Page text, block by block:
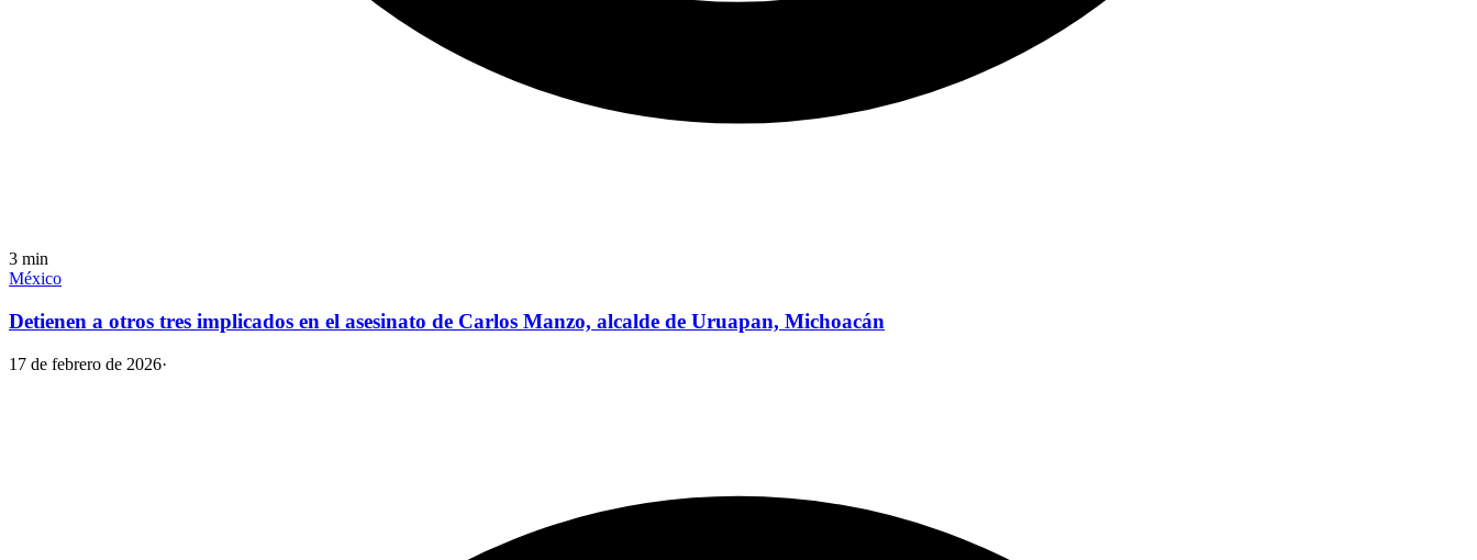
3 min
México
Detienen a otros tres implicados en el asesinato de Carlos Manzo, alcalde de Uruapan, Michoacán
17 de febrero de 2026·